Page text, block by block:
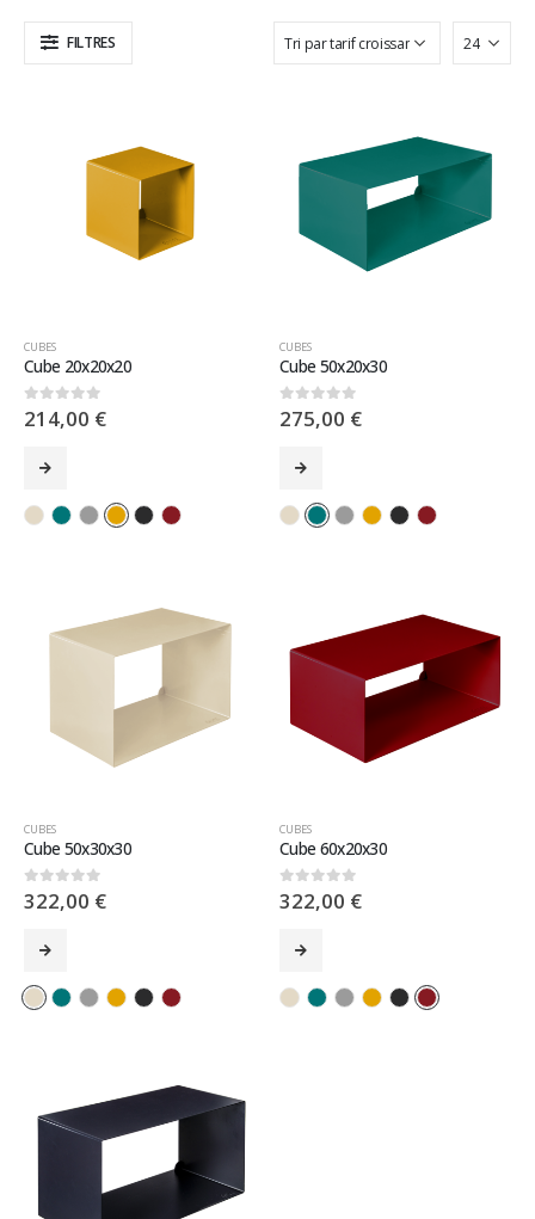
FILTRES
CUBES
Cube 20x20x20
0sur 5
214,00 €
CUBES
Cube 50x20x30
0sur 5
275,00 €
CUBES
Cube 50x30x30
0sur 5
322,00 €
CUBES
Cube 60x20x30
0sur 5
322,00 €